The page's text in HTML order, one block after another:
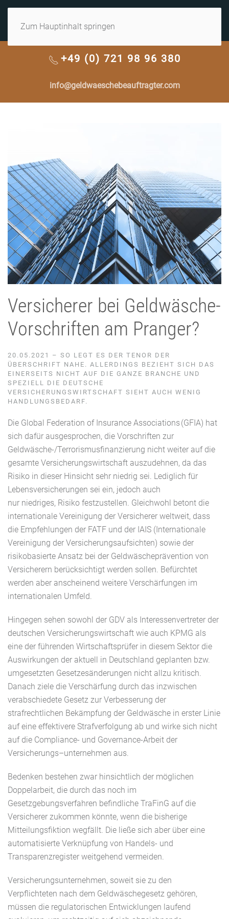
Zum Hauptinhalt springen
+49 (0) 721 98 96 380
info@geldwaeschebeauftragter.com
Versicherer bei Geldwäsche-
Vorschriften am Pranger?
20.05.2021 – SO LEGT ES DER TENOR DER
ÜBERSCHRIFT NAHE. ALLERDINGS BEZIEHT SICH DAS
EINERSEITS NICHT AUF DIE GANZE BRANCHE UND
SPEZIELL DIE DEUTSCHE
VERSICHERUNGSWIRTSCHAFT SIEHT AUCH WENIG
HANDLUNGSBEDARF.
Die Global Federation of Insurance Associations(GFIA) hat
sich dafür ausgesprochen, die Vorschriften zur
Geldwäsche-/Terrorismusfinanzierung nicht weiter auf die
gesamte Versicherungswirtschaft auszudehnen, da das
Risiko in dieser Hinsicht sehr niedrig sei. Lediglich für
Lebensversicherungen sei ein, jedoch auch
nur niedriges, Risiko festzustellen. Gleichwohl betont die
internationale Vereinigung der Versicherer weltweit, dass
die Empfehlungen der FATF und der IAIS (Internationale
Vereinigung der Versicherungsaufsichten) sowie der
risikobasierte Ansatz bei der Geldwäscheprävention von
Versicherern berücksichtigt werden sollen. Befürchtet
werden aber anscheinend weitere Verschärfungen im
internationalen Umfeld.
Hingegen sehen sowohl der GDV als Interessenvertreter der
deutschen Versicherungswirtschaft wie auch KPMG als
eine der führenden Wirtschaftsprüfer in diesem Sektor die
Auswirkungen der aktuell in Deutschland geplanten bzw.
umgesetzten Gesetzesänderungen nicht allzu kritisch.
Danach ziele die Verschärfung durch das inzwischen
verabschiedete Gesetz zur Verbesserung der
strafrechtlichen Bekämpfung der Geldwäsche in erster Linie
auf eine effektivere Strafverfolgung ab und wirke sich nicht
auf die Compliance- und Governance-Arbeit der
Versicherungs–unternehmen aus.
Bedenken bestehen zwar hinsichtlich der möglichen
Doppelarbeit, die durch das noch im
Gesetzgebungsverfahren befindliche TraFinG auf die
Versicherer zukommen könnte, wenn die bisherige
Mitteilungsfiktion wegfällt. Die ließe sich aber über eine
automatisierte Verknüpfung von Handels- und
Transparenzregister weitgehend vermeiden.
Versicherungsunternehmen, soweit sie zu den
Verpflichteten nach dem Geldwäschegesetz gehören,
müssen die regulatorischen Entwicklungen laufend